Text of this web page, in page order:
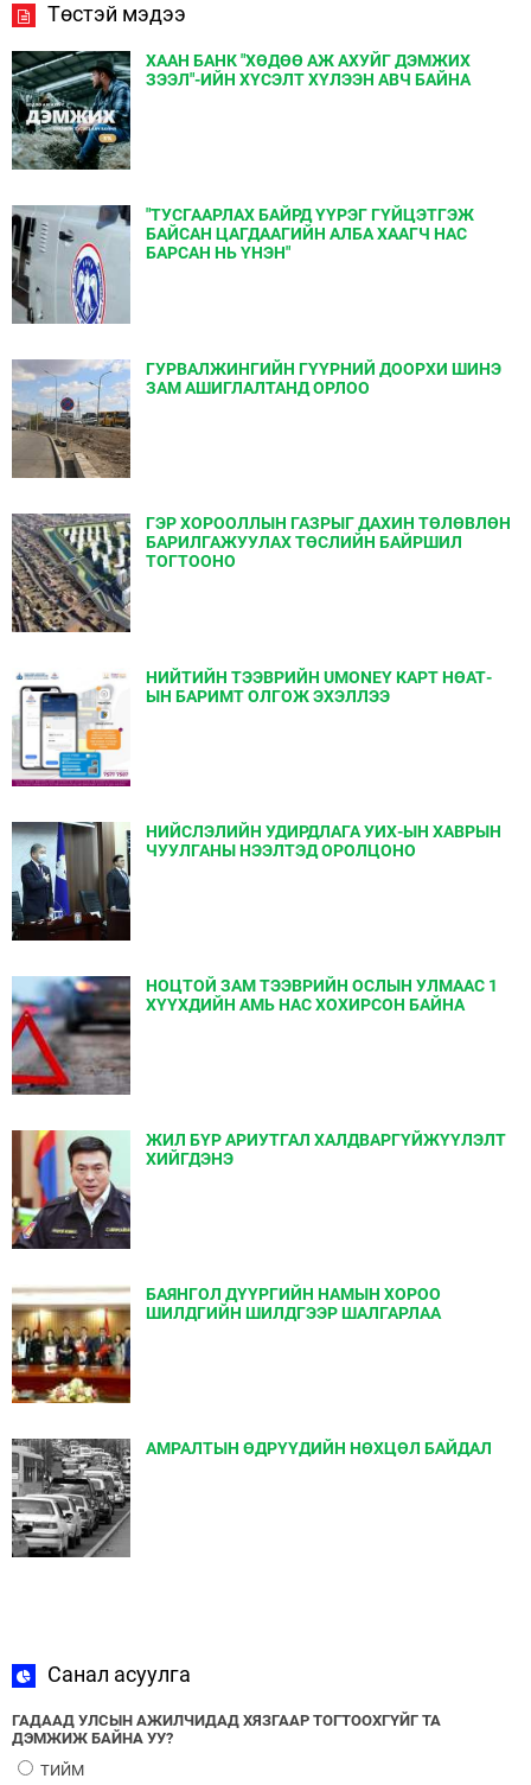
Төстэй мэдээ
ХААН БАНК "ХӨДӨӨ АЖ АХУЙГ ДЭМЖИХ
ЗЭЭЛ"-ИЙН ХҮСЭЛТ ХҮЛЭЭН АВЧ БАЙНА
"ТУСГААРЛАХ БАЙРД ҮҮРЭГ ГҮЙЦЭТГЭЖ
БАЙСАН ЦАГДААГИЙН АЛБА ХААГЧ НАС
БАРСАН НЬ ҮНЭН"
ГУРВАЛЖИНГИЙН ГҮҮРНИЙ ДООРХИ ШИНЭ
ЗАМ АШИГЛАЛТАНД ОРЛОО
ГЭР ХОРООЛЛЫН ГАЗРЫГ ДАХИН ТӨЛӨВЛӨН
БАРИЛГАЖУУЛАХ ТӨСЛИЙН БАЙРШИЛ
ТОГТООНО
НИЙТИЙН ТЭЭВРИЙН UMONEY КАРТ НӨАТ-
ЫН БАРИМТ ОЛГОЖ ЭХЭЛЛЭЭ
НИЙСЛЭЛИЙН УДИРДЛАГА УИХ-ЫН ХАВРЫН
ЧУУЛГАНЫ НЭЭЛТЭД ОРОЛЦОНО
НОЦТОЙ ЗАМ ТЭЭВРИЙН ОСЛЫН УЛМААС 1
ХҮҮХДИЙН АМЬ НАС ХОХИРСОН БАЙНА
ЖИЛ БҮР АРИУТГАЛ ХАЛДВАРГҮЙЖҮҮЛЭЛТ
ХИЙГДЭНЭ
БАЯНГОЛ ДҮҮРГИЙН НАМЫН ХОРОО
ШИЛДГИЙН ШИЛДГЭЭР ШАЛГАРЛАА
АМРАЛТЫН ӨДРҮҮДИЙН НӨХЦӨЛ БАЙДАЛ
Санал асуулга
ГАДААД УЛСЫН АЖИЛЧИДАД ХЯЗГААР ТОГТООХГҮЙГ ТА
ДЭМЖИЖ БАЙНА УУ?
ТИЙМ